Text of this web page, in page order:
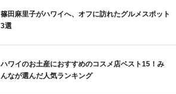
篠田麻里子がハワイへ、オフに訪れたグルメスポット
3選
ハワイのお土産におすすめのコスメ店ベスト15！み
んなが選んだ人気ランキング